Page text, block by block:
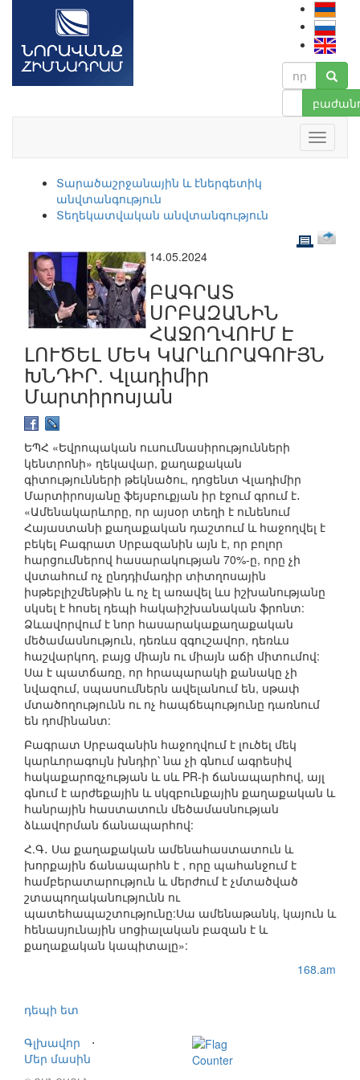
Տարածաշրջանային և էներգետիկ
անվտանգություն
Տեղեկատվական անվտանգություն
14.05.2024
ԲԱԳՐԱՏ
ՍՐԲԱԶԱՆԻՆ
ՀԱՋՈՂՎՈՒՄ Է
ԼՈՒԾԵԼ ՄԵԿ ԿԱՐևՈՐԱԳՈՒՅՆ
ԽՆԴԻՐ. Վլադիմիր
Մարտիրոսյան
ԵՊՀ «Եվրոպական ուսումնասիրությունների
կենտրոնի» ղեկավար, քաղաքական
գիտությունների թեկնածու, դոցենտ Վլադիմիր
Մարտիրոսյանը ֆեյսբուքյան իր էջում գրում է․
«Ամենակարևորը, որ այսօր տեղի է ունենում
Հայաստանի քաղաքական դաշտում և հաջողվել է
բեկել Բագրատ Սրբազանին այն է, որ բոլոր
հարցումներով հասարակության 70%-ը, որը չի
վստահում ոչ ընդդիմադիր տիտղոսային
իսթեբլիշմենթին և ոչ էլ առավել ևս իշխանությանը
սկսել է հոսել դեպի հակաիշխանական ֆրոնտ:
Ձևավորվում է նոր հասարակաքաղաքական
մեծամասնություն, դեռևս զգուշավոր, դեռևս
հաշվարկող, բայց միայն ու միայն աճի միտումով:
Սա է պատճառը, որ հրապարակի քանակը չի
նվազում, սպասումներն ավելանում են, սթափ
մտածողությունն ու ոչ հապճեպությունը դառնում
են դոմինանտ:
Բագրատ Սրբազանին հաջողվում է լուծել մեկ
կարևորագույն խնդիր՝ նա չի գնում ագրեսիվ
հակաքարոզչության և սև PR-ի ճանապարհով, այլ
գնում է արժեքային և սկզբունքային քաղաքական և
հանրային հաստատուն մեծամասնության
ձևավորման ճանապարհով:
Հ.Գ․ Սա քաղաքական ամենահաստատուն և
խորքային ճանապարհն է , որը պահանջում է
համբերատարություն և մերժում է չմտածված
շտապողականությունն ու
պատեհապաշտությունը:Սա ամենաթանկ, կայուն և
հենասյունային սոցիալական բազան է և
քաղաքական կապիտալը»:
168.am
դեպի ետ
Գլխավոր
⋅
Մեր մասին